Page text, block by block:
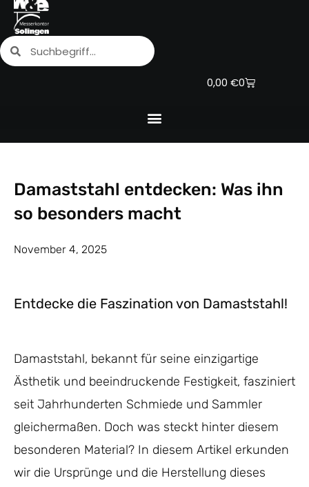
Zum
Inhalt
springen
SucheSuche
0,00 €0
Warenkorb
Damaststahl entdecken: Was ihn
so besonders macht
November 4, 2025
Entdecke die Faszination von Damaststahl!
Damaststahl, bekannt für seine einzigartige
Ästhetik und beeindruckende Festigkeit, fasziniert
seit Jahrhunderten Schmiede und Sammler
gleichermaßen. Doch was steckt hinter diesem
besonderen Material? In diesem Artikel erkunden
wir die Ursprünge und die Herstellung dieses